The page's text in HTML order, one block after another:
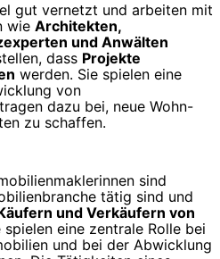
gut vernetzt und arbeiten mit
wie Architekten,
und Anwälten
dass Projekte
werden. Sie spielen eine
von
dazu bei, neue Wohn-
zu schaffen.
sind
tätig sind und
und Verkäufern von
spielen eine zentrale Rolle bei
und bei der Abwicklung